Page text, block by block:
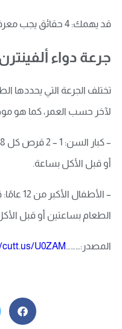
قد يهمك: 4 حقائق يجب معرفتها عن المضادات الحيوية
جرعة دواء
تختلف الجرعة التي يحددها
لآخر حسب العمر، كما هو
أو قبل الأكل بساعة.
الطعام بساعتين أو قبل
المصدر:………U0ZAM